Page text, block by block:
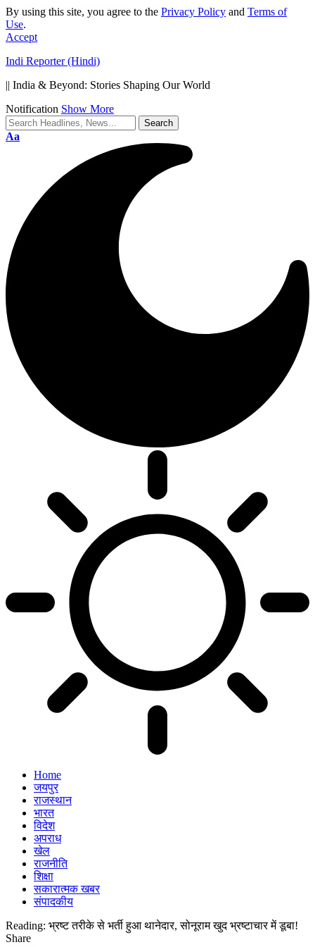
By using this site, you agree to the Privacy Policy and Terms of
Use.
Accept
Indi Reporter (Hindi)
|| India & Beyond: Stories Shaping Our World
Notification Show More
Font
Aa
Home
जयपुर
राजस्थान
भारत
विदेश
अपराध
खेल
राजनीति
शिक्षा
सकारात्मक खबर
संपादकीय
Reading: भ्रष्ट तरीके से भर्ती हुआ थानेदार, सोनूराम खुद भ्रष्टाचार में डूबा!
Share